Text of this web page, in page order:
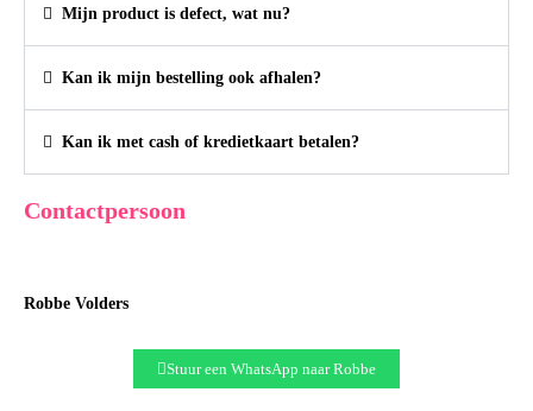
Mijn product is defect, wat nu?
Kan ik mijn bestelling ook afhalen?
Kan ik met cash of kredietkaart betalen?
Contactpersoon
Robbe Volders
Stuur een WhatsApp naar Robbe